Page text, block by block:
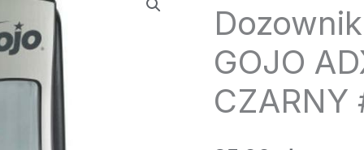
GOJO
CZARNY
Dozownik
do
mydła
GOJO
ADX-